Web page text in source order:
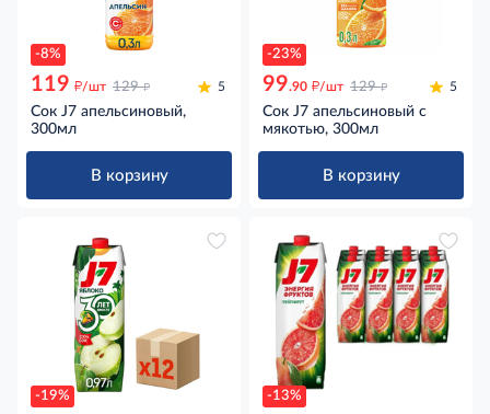
-8%
119 д/шт 129 д 5
Сок J7 апельсиновый,
300мл
В корзину
-23%
99.90 д/шт 129 д 5
Сок J7 апельсиновый с
мякотью, 300мл
В корзину
-19% -13%